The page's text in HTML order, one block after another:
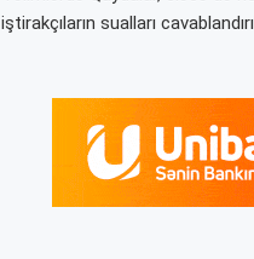
iştirakçıların sualları